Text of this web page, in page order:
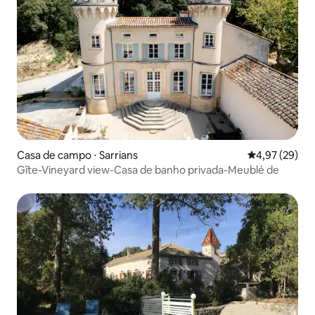
Casa de campo ⋅ Sarrians 4,97 de uma
4,97 (29)
Gîte-Vineyard view-Casa de banho privada-Meublé de